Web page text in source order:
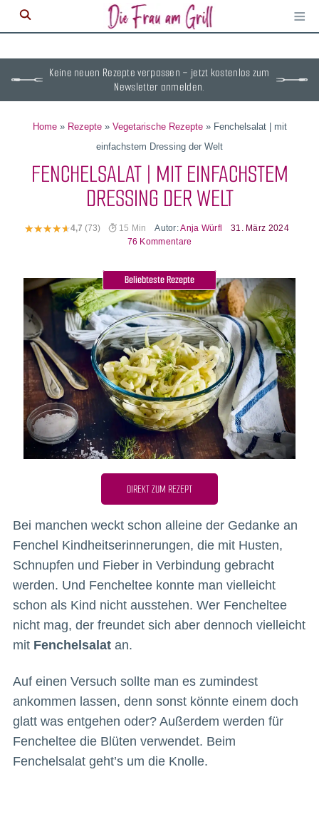
≡
Keine neuen Rezepte verpassen – jetzt kostenlos zum
Newsletter anmelden.
Home» Rezepte» Vegetarische Rezepte» Fenchelsalat | mit
einfachstem Dressing der Welt
FENCHELSALAT | MIT EINFACHSTEM
DRESSING DER WELT
4,7 (73) 15 Min Autor:Anja Würfl
31. März 2024
76 Kommentare
Beliebteste Rezepte
DIREKT ZUM REZEPT
Bei manchen weckt schon alleine der Gedanke an
Fenchel Kindheitserinnerungen, die mit Husten,
Schnupfen und Fieber in Verbindung gebracht
werden. Und Fencheltee konnte man vielleicht
schon als Kind nicht ausstehen. Wer Fencheltee
nicht mag, der freundet sich aber dennoch vielleicht
mit Fenchelsalatan.
Auf einen Versuch sollte man es zumindest
ankommen lassen, denn sonst könnte einem doch
glatt was entgehen oder? Außerdem werden für
Fencheltee die Blüten verwendet. Beim
Fenchelsalat geht’s um die Knolle.